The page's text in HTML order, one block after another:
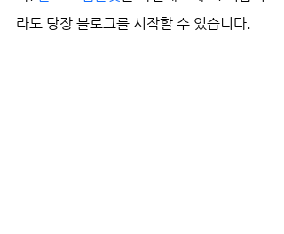
라도 당장 블로그를 시작할 수 있습니다.